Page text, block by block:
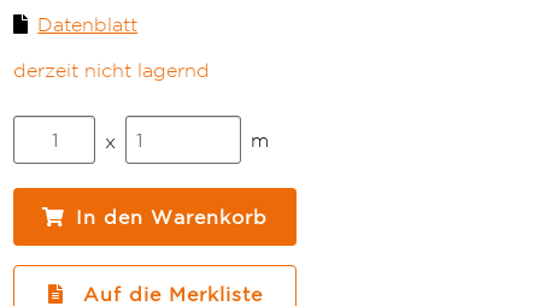
Datenblatt
derzeit nicht lagernd
Abdeckprofil
SS-
Schiene
Menge
x m
In den Warenkorb
Auf die Merkliste